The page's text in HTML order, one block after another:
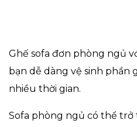
Ghế sofa đơn phòng ngủ
bạn dễ dàng vệ sinh phần
nhiều thời gian.
Sofa phòng ngủ có thể trở